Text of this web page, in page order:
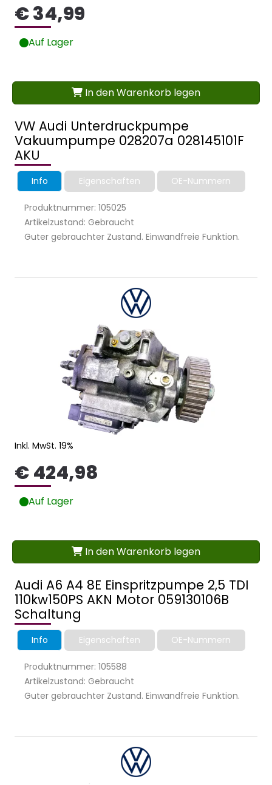
VW Audi Unterdruckpumpe
Vakuumpumpe 028207a 028145101F
AKU
Info Eigenschaften OE-Nummern
Produktnummer: 105025
Artikelzustand: Gebraucht
Guter gebrauchter Zustand. Einwandfreie Funktion.
€ 34,99
Auf Lager
In den Warenkorb legen
Audi A6 A4 8E Einspritzpumpe 2,5 TDI
110kw150PS AKN Motor 059130106B
Schaltung
Info Eigenschaften OE-Nummern
Produktnummer: 105588
Artikelzustand: Gebraucht
Guter gebrauchter Zustand. Einwandfreie Funktion.
Inkl. MwSt. 19%
€ 424,98
Auf Lager
In den Warenkorb legen